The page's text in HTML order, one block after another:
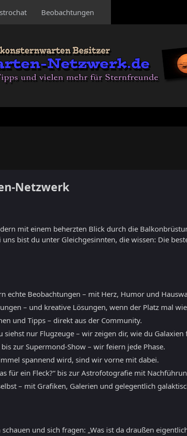
Beobachtungen
Netzwerk
mit einem beherzten Blick durch die
bist du unter Gleichgesinnten, die wissen: Die
echte Beobachtungen – mit Herz, Humor und
– und kreative Lösungen, wenn der Platz mal
und Tipps – direkt aus der Community.
siehst nur Flugzeuge – wir zeigen dir, wie du Galaxien
zur Supermond-Show – wir feiern jede Phase.
spannend wird, sind wir vorne mit dabei.
für ein Fleck?“ bis zur Astrofotografie mit
– mit Grafiken, Galerien und gelegentlich
und sich fragen: „Was ist da draußen